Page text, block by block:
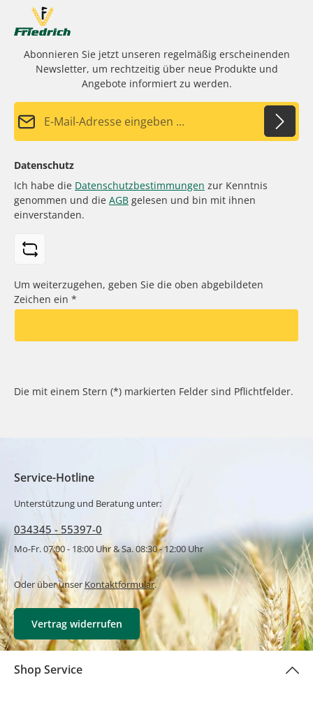
Abonnieren Sie jetzt unseren regelmäßig erscheinenden
Newsletter, um rechtzeitig über neue Produkte und
Angebote informiert zu werden.
E-Mail-Adresse*
Datenschutz
Ich habe die Datenschutzbestimmungen zur Kenntnis
genommen und die AGB gelesen und bin mit ihnen
einverstanden.
Um weiterzugehen, geben Sie die oben abgebildeten
Zeichen ein *
Die mit einem Stern (*) markierten Felder sind Pflichtfelder.
Service-Hotline
Unterstützung und Beratung unter:
034345 - 55397-0
Mo-Fr. 07:00 - 18:00 Uhr & Sa. 08:30 - 12:00 Uhr
Oder über unserKontaktformular.
Vertrag widerrufen
Shop Service